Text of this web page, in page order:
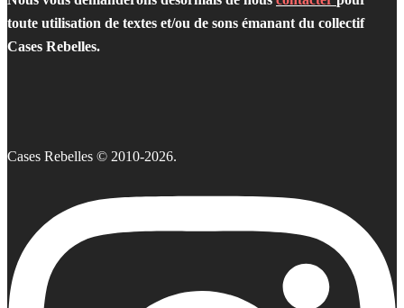
toute utilisation de textes et/ou de sons émanant du collectif
Cases Rebelles.
Cases Rebelles © 2010-2026.